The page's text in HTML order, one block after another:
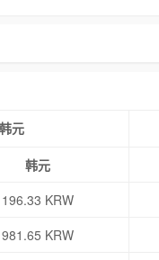
元
韩元
196.33 KRW
981.65 KRW